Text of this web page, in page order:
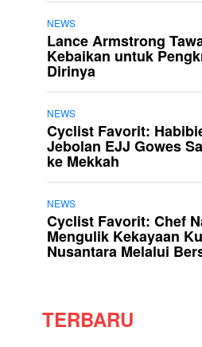
NEWS
Lance Armstrong
Kebaikan untuk
Dirinya
NEWS
Cyclist Favorit:
Jebolan EJJ Gowes
ke Mekkah
NEWS
Cyclist Favorit: Chef
Mengulik Kekayaan
Nusantara Melalui
TERBARU